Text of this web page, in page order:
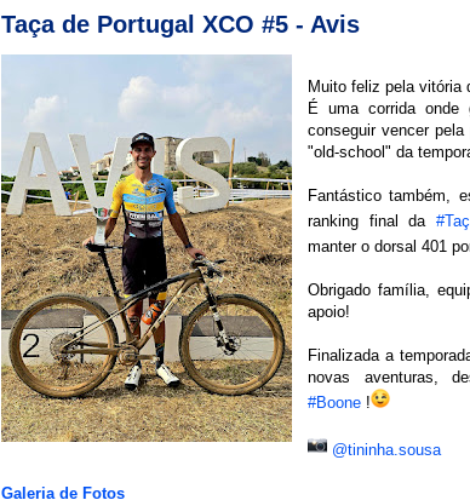
Taça de Portugal XCO #5 - Avis
Muito feliz pela vitória
É uma corrida onde
conseguir vencer
"old-school" da
Fantástico também,
ranking final da
manter o dorsal 401
Obrigado família,
apoio!
Finalizada a
novas aventuras,
#Boone !
@tininha.sousa
Galeria de Fotos